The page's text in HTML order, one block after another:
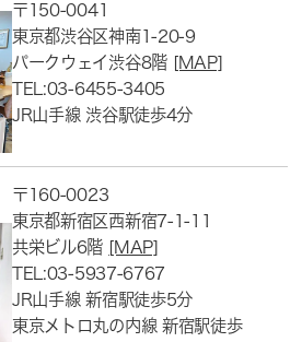
〒150-0041
東京都渋谷区神南1-20-9
パークウェイ渋谷8階 [MAP]
TEL:03-6455-3405
JR山手線 渋谷駅徒歩4分
〒160-0023
東京都新宿区西新宿7-1-11
共栄ビル6階 [MAP]
TEL:03-5937-6767
JR山手線 新宿駅徒歩5分
東京メトロ丸の内線 新宿駅徒歩